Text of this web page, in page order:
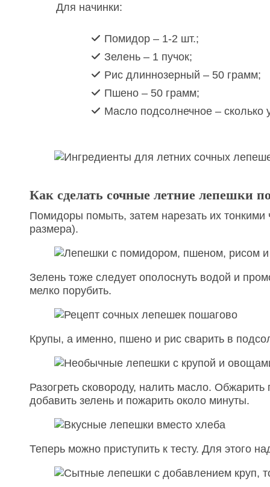
Для начинки:
Помидор – 1-2 шт.;
Зелень – 1 пучок;
Рис длиннозерный – 50 грамм;
Пшено – 50 грамм;
Масло подсолнечное – сколько
Как сделать сочные летние лепешки
Помидоры помыть, затем нарезать их тонкими
размера).
Зелень тоже следует ополоснуть водой и
мелко порубить.
Крупы, а именно, пшено и рис сварить в
Разогреть сковороду, налить масло.
добавить зелень и пожарить около минуты.
Теперь можно приступить к тесту. Для этого